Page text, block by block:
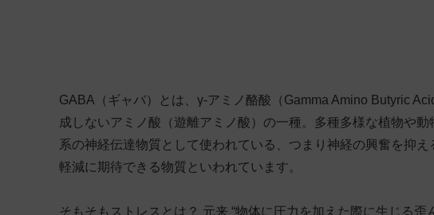
GABA（ギャバ）とは、γ-アミノ酪酸（Gamma Amino Butyric
成しないアミノ酸（遊離アミノ酸）の一種。多種多様な植物や
系の神経伝達物質として使われている、つまり神経の興奮を抑
軽減に期待できる物質といわれています。
そもそもストレスとは？ 元来 “物体に圧力を加えた際に生じる